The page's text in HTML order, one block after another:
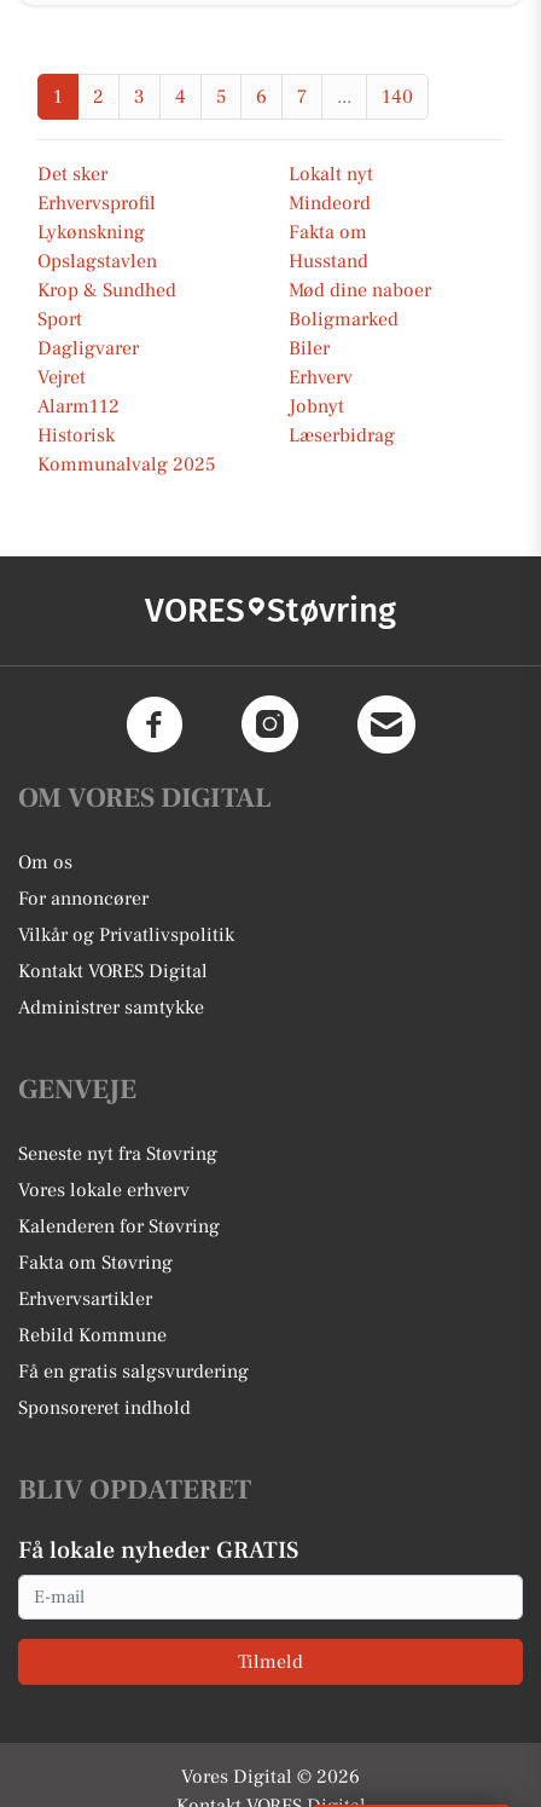
1 2 3 4 5 6 7 ... 140
Det sker
Lokalt nyt
Erhvervsprofil
Mindeord
Lykønskning
Fakta om
Opslagstavlen
Husstand
Krop & Sundhed
Mød dine naboer
Sport
Boligmarked
Dagligvarer
Biler
Vejret
Erhverv
Alarm112
Jobnyt
Historisk
Læserbidrag
Kommunalvalg 2025
VORES Støvring
OM VORES DIGITAL
Om os
For annoncører
Vilkår og Privatlivspolitik
Kontakt VORES Digital
Administrer samtykke
GENVEJE
Seneste nyt fra Støvring
Vores lokale erhverv
Kalenderen for Støvring
Fakta om Støvring
Erhvervsartikler
Rebild Kommune
Få en gratis salgsvurdering
Sponsoreret indhold
BLIV OPDATERET
Få lokale nyheder GRATIS
Email
Tilmeld
Vores Digital © 2026